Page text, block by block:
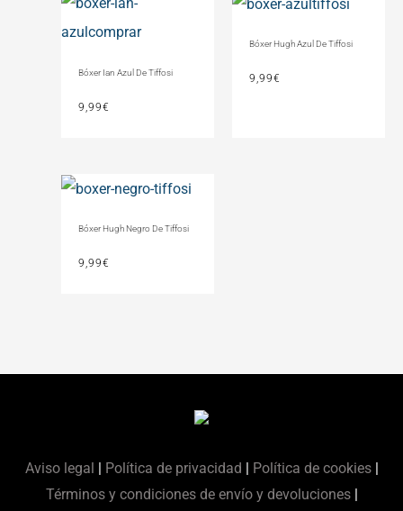
Bóxer Ian Azul De Tiffosi
9,99€
Bóxer Hugh Azul De Tiffosi
9,99€
Bóxer Hugh Negro De Tiffosi
9,99€
Aviso legal Política de privacidad Política de cookies|
Términos y condiciones de envío y devoluciones|